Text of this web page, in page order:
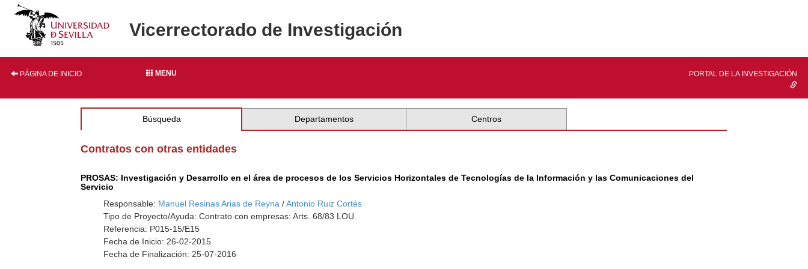
Vicerrectorado de Investigación
PÁGINA DE INICIO MENU PORTAL DE LA INVESTIGACIÓN
Búsqueda Departamentos Centros
Contratos con otras entidades
PROSAS: Investigación y Desarrollo en el área de procesos de los Servicios Horizontales de Tecnologías de la Información y las Comunicaciones del
Servicio
Responsable: Manuel Resinas Arias de Reyna /Antonio Ruiz Cortés
Tipo de Proyecto/Ayuda: Contrato con empresas: Arts. 68/83 LOU
Referencia: P015-15/E15
Fecha de Inicio: 26-02-2015
Fecha de Finalización: 25-07-2016